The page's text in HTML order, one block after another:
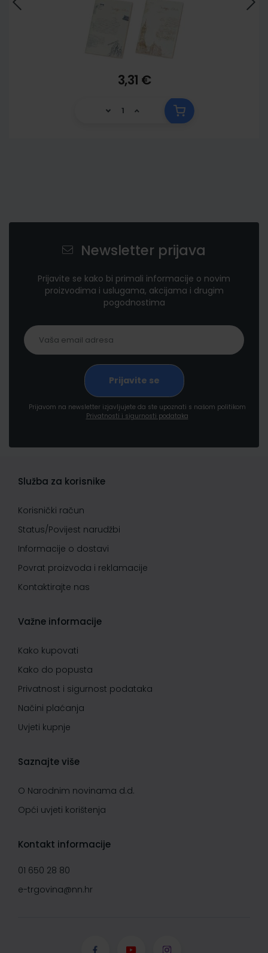
3,31 €
Newsletter prijava
Prijavite se kako bi primali informacije o novim
proizvodima i uslugama, akcijama i drugim
pogodnostima
Prijavom na newsletter izjavljujete da ste upoznati s našom politikom
Privatnosti i sigurnosti podataka
Služba za korisnike
Korisnički račun
Status/Povijest narudžbi
Informacije o dostavi
Povrat proizvoda i reklamacije
Kontaktirajte nas
Važne informacije
Kako kupovati
Kako do popusta
Privatnost i sigurnost podataka
Načini plaćanja
Uvjeti kupnje
Saznajte više
O Narodnim novinama d.d.
Opći uvjeti korištenja
Kontakt informacije
01 650 28 80
e-trgovina@nn.hr